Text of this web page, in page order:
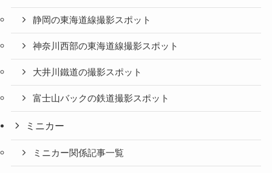
静岡の東海道線撮影スポット
神奈川西部の東海道線撮影スポット
大井川鐵道の撮影スポット
富士山バックの鉄道撮影スポット
ミニカー
ミニカー関係記事一覧